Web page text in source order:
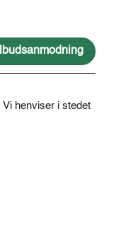
henviser i stedet